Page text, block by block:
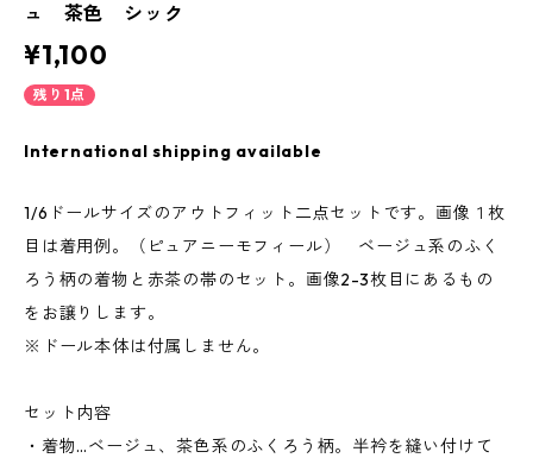
ュ 茶色 シック
¥1,100
残り1点
International shipping available
1/6ドールサイズのアウトフィット二点セットです。画像１枚
目は着用例。（ピュアニーモフィール） ベージュ系のふく
ろう柄の着物と赤茶の帯のセット。画像2-3枚目にあるもの
をお譲りします。
※ドール本体は付属しません。
セット内容
・着物…ベージュ、茶色系のふくろう柄。半衿を縫い付けて